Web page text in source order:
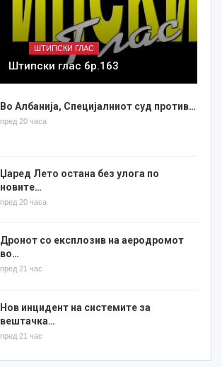
ШТИПСКИ ГЛАС
Штипски глас бр.163
Во Албанија, Специјалниот суд против…
пред 20 часа
Џаред Лето остана без улога по
новите…
пред 20 часа
Дронот со експлозив на аеродромот
во…
пред 21 час
Нов инцидент на системите за
вештачка…
пред 21 час